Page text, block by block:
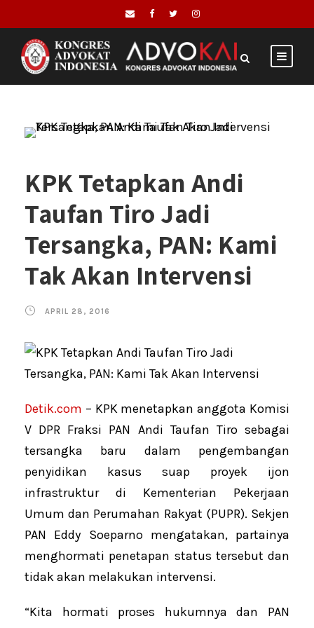
KPK Tetapkan Andi
Taufan Tiro Jadi
Tersangka, PAN: Kami
Tak Akan Intervensi
APRIL 28, 2016
Detik.com – KPK menetapkan anggota Komisi
V DPR Fraksi PAN Andi Taufan Tiro sebagai
tersangka baru dalam pengembangan
penyidikan kasus suap proyek ijon
infrastruktur di Kementerian Pekerjaan
Umum dan Perumahan Rakyat (PUPR). Sekjen
PAN Eddy Soeparno mengatakan, partainya
menghormati penetapan status tersebut dan
tidak akan melakukan intervensi.
“Kita hormati proses hukumnya dan PAN